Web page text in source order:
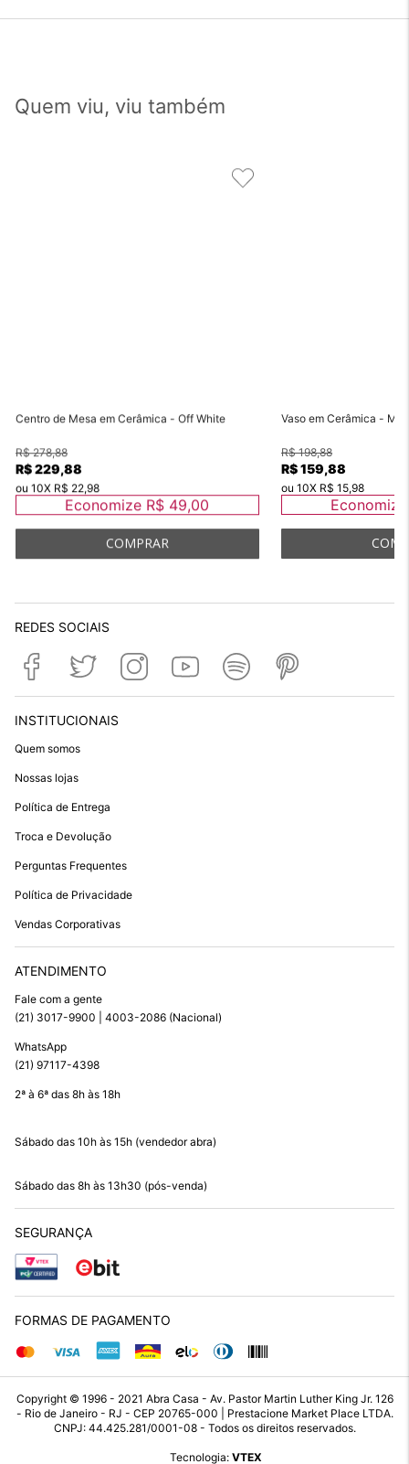
Quem viu, viu também
Centro de Mesa em Cerâmica - Off White
R$ 278,88
R$ 229,88
ou 10X R$ 22,98
Economize R$ 49,00
Vaso em Cerâmica - M
R$ 198,88
R$ 159,88
ou10X R$ 15,98
REDES SOCIAIS
INSTITUCIONAIS
Quem somos
Nossas lojas
Política de Entrega
Troca e Devolução
Perguntas Frequentes
Política de Privacidade
Vendas Corporativas
ATENDIMENTO
Fale com a gente
(21) 3017-9900 | 4003-2086 (Nacional)
WhatsApp
(21) 97117-4398
2ª à 6ª das 8h às 18h
Sábado das 10h às 15h (vendedor abra)
Sábado das 8h às 13h30 (pós-venda)
SEGURANÇA
FORMAS DE PAGAMENTO
Copyright © 1996 - 2021 Abra Casa - Av. Pastor Martin Luther King Jr. 126
- Rio de Janeiro - RJ - CEP 20765-000 | Prestacione Market Place LTDA.
CNPJ: 44.425.281/0001-08 - Todos os direitos reservados.
Tecnologia: VTEX